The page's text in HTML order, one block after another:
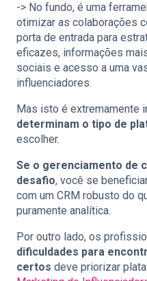
-> No fundo, é uma
otimizar as colaborações
porta de entrada para
eficazes, informações
sociais e acesso a uma
influenciadores.
Mas isto é extremamente
determinam o tipo de
escolher.
Se o gerenciamento de
desafio, você se
com um CRM robusto do
puramente analítica.
Por outro lado, os
dificuldades para
certos deve priorizar